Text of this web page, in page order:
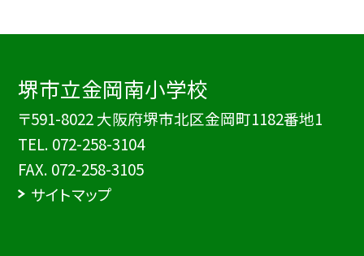
堺市立金岡南小学校
〒591-8022 大阪府堺市北区金岡町1182番地1
TEL. 072-258-3104
FAX. 072-258-3105
サイトマップ